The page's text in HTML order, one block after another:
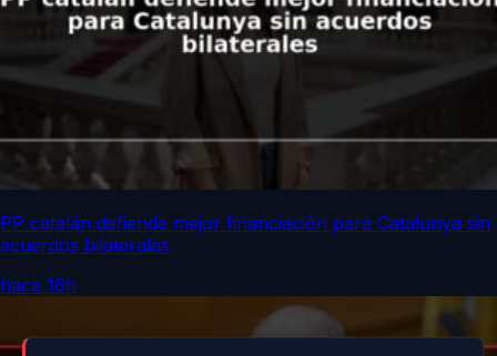
PP catalán defiende mejor financiación para Catalunya sin
acuerdos bilaterales
hace 16h